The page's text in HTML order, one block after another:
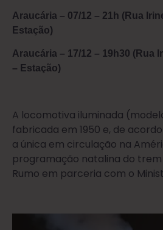
Araucária – 07/12 – 21h (Rua
Estação)
Araucária – 17/12 – 19h30 (Rua
– Estação)
A locomotiva iluminada
fabricada em 1950 e, de
a única em circulação na
programação natalina do
Rumo em parceria com o